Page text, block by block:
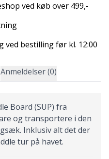
ved køb over 499,-
ved bestilling før kl. 12:00
Anmeldelser (0)
Board (SUP) fra
og transportere i den
Inklusiv alt det der
tur på havet.